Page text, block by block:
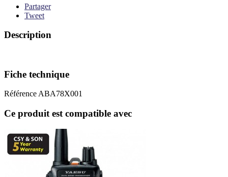
Partager
Tweet
Description
Fiche technique
RéférenceABA78X001
Ce produit est compatible avec